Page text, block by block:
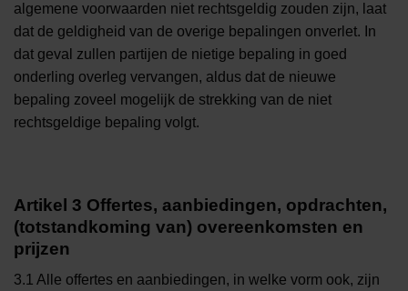
algemene voorwaarden niet rechtsgeldig zouden zijn, laat
dat de geldigheid van de overige bepalingen onverlet. In
dat geval zullen partijen de nietige bepaling in goed
onderling overleg vervangen, aldus dat de nieuwe
bepaling zoveel mogelijk de strekking van de niet
rechtsgeldige bepaling volgt.
Artikel 3 Offertes, aanbiedingen, opdrachten,
(totstandkoming van) overeenkomsten en
prijzen
3.1 Alle offertes en aanbiedingen, in welke vorm ook, zijn